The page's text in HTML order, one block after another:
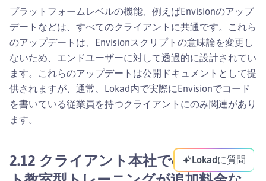
プラットフォームレベルの機能、例えばEnvisionのアップ
デートなどは、すべてのクライアントに共通です。これら
のアップデートは、Envisionスクリプトの意味論を変更し
ないため、エンドユーザーに対して透過的に設計されてい
ます。これらのアップデートは公開ドキュメントとして提
供されますが、通常、Lokad内で実際にEnvisionでコード
を書いている従業員を持つクライアントにのみ関連があり
ます。
2.12 クライアント本社でのオンサイ
Lokadに質問